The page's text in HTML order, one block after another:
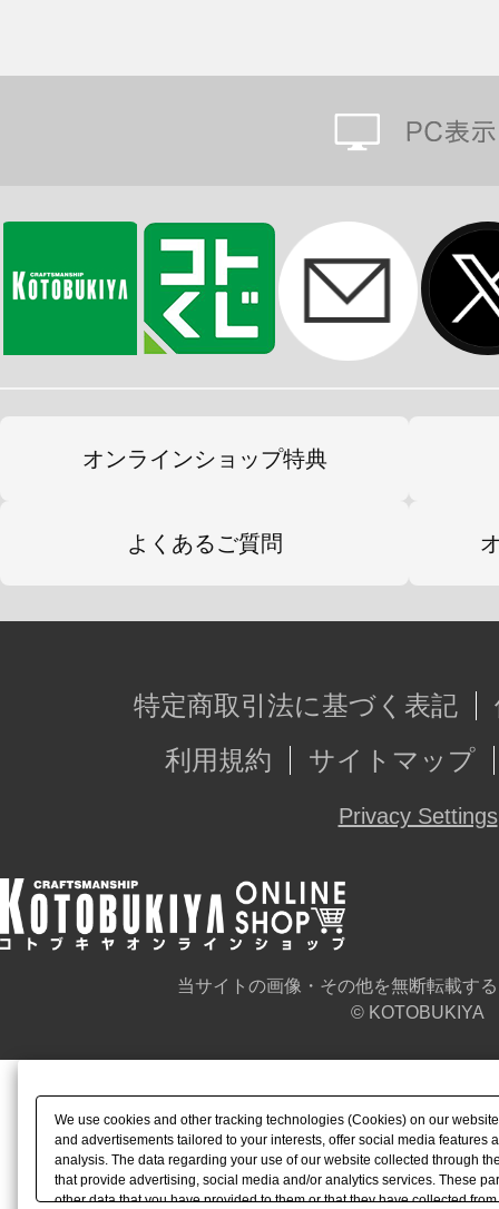
オンラインショップ特典
よくあるご質問
特定商取引法に基づく表記
利用規約
サイトマップ
Privacy Settings
当サイトの画像・その他を無断転載す
© KOTOBUKIYA
We use cookies and other tracking technologies (Cookies) on our
and advertisements tailored to your interests, offer social media features
analysis. The data regarding your use of our website collected through
that provide advertising, social media and/or analytics services. These
other data that you have provided to them or that they have collected